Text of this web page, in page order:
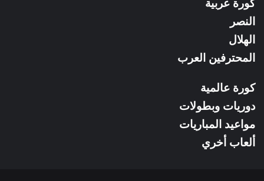
كورة عربية
النصر
الهلال
المحترفين العرب
كورة عالمية
دوريات وبطولات
مواعيد المباريات
ألعاب أخري